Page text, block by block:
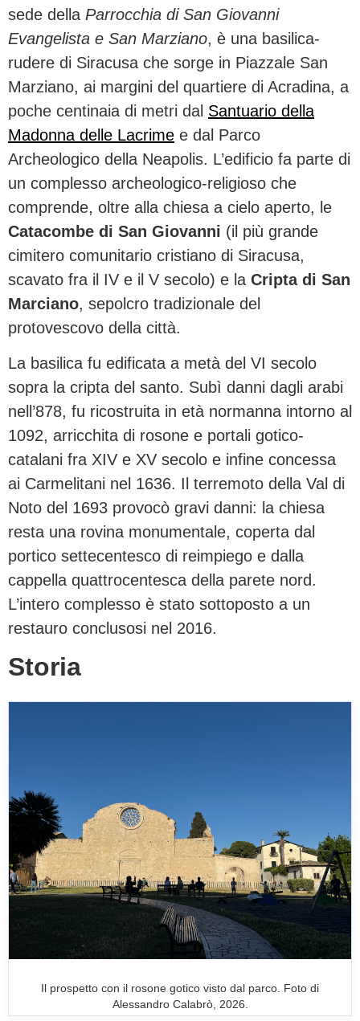
sede della Parrocchia di San Giovanni
Evangelista e San Marziano, è una basilica-
rudere di Siracusa che sorge in Piazzale San
Marziano, ai margini del quartiere di Acradina, a
poche centinaia di metri dal Santuario della
Madonna delle Lacrime e dal Parco
Archeologico della Neapolis. L’edificio fa parte di
un complesso archeologico-religioso che
comprende, oltre alla chiesa a cielo aperto, le
Catacombe di San Giovanni (il più grande
cimitero comunitario cristiano di Siracusa,
scavato fra il IV e il V secolo) e la Cripta di San
Marciano, sepolcro tradizionale del
protovescovo della città.
La basilica fu edificata a metà del VI secolo
sopra la cripta del santo. Subì danni dagli arabi
nell’878, fu ricostruita in età normanna intorno al
1092, arricchita di rosone e portali gotico-
catalani fra XIV e XV secolo e infine concessa
ai Carmelitani nel 1636. Il terremoto della Val di
Noto del 1693 provocò gravi danni: la chiesa
resta una rovina monumentale, coperta dal
portico settecentesco di reimpiego e dalla
cappella quattrocentesca della parete nord.
L’intero complesso è stato sottoposto a un
restauro conclusosi nel 2016.
Storia
Il prospetto con il rosone gotico visto dal parco. Foto di
Alessandro Calabrò, 2026.